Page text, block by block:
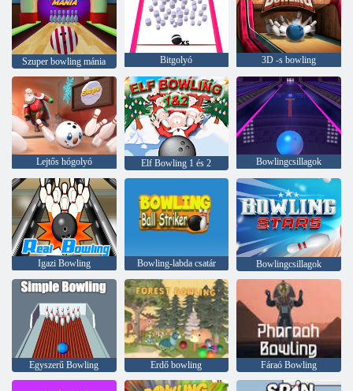
Szuper bowling mánia Bitgolyó 3D -s bowling
Lejtős hógolyó Elf Bowling 1 és 2 Bowlingcsillagok
Igazi Bowling Bowling-labda csatár Bowlingcsillagok
Egyszerű Bowling Erdő bowling Fáraó Bowling